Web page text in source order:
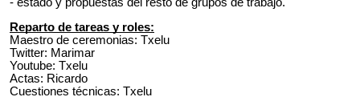
Reparto de tareas y roles:
Maestro de ceremonias: Txelu
Twitter: Marimar
Youtube: Txelu
Actas: Ricardo
Cuestiones técnicas: Txelu